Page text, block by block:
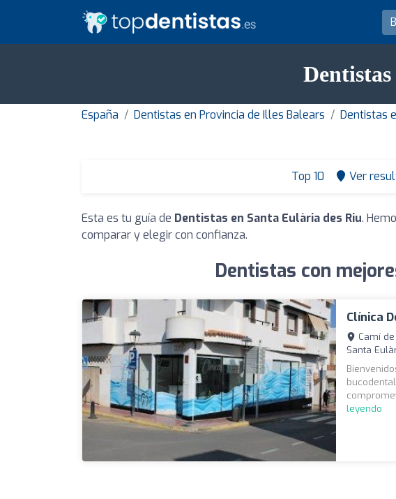
España Dentistas en Provincia de Illes Balears Dentistas
Top 10 Ver
Esta es tu guía de Dentistas en Santa Eulària des Riu.
comparar y elegir con confianza.
Dentistas con
Clínica
Camí
Santa
leyendo